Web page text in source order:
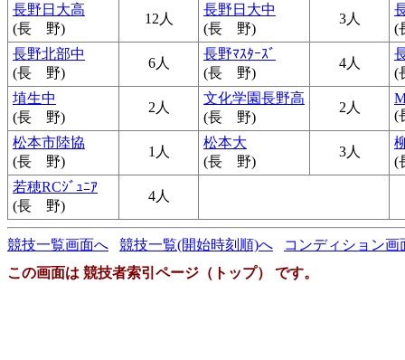
長野日大高
(長 野)
12人
長野日大中
(長 野)
3人
(
長野北部中
(長 野)
6人
長野ﾏｽﾀｰｽﾞ
(長 野)
4人
(
埴生中
(長 野)
2人
文化学園長野高
(長 野)
2人
(
松本市陸協
(長 野)
1人
松本大
(長 野)
3人
(
若穂RCｼﾞｭﾆｱ
(長 野)
4人
競技一覧画面へ 競技一覧(開始時刻順)へ
コンディション画
この画面は 競技者索引ページ（トップ） です。